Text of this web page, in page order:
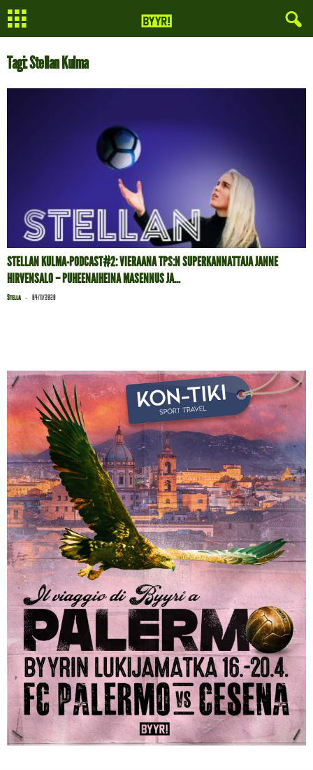
Tagi: Stellan Kulma
STELLAN KULMA-PODCAST#2: VIERAANA TPS:N SUPERKANNATTAJA JANNE
HIRVENSALO – PUHEENAIHEINA MASENNUS JA...
Stella - 04/11/2020